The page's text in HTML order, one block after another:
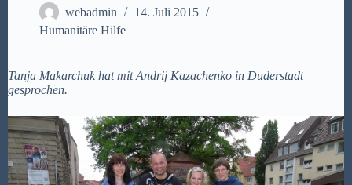
webadmin
14. Juli 2015
Humanitäre Hilfe
Tanja Makarchuk hat mit Andrij Kazachenko in Duderstadt
gesprochen.